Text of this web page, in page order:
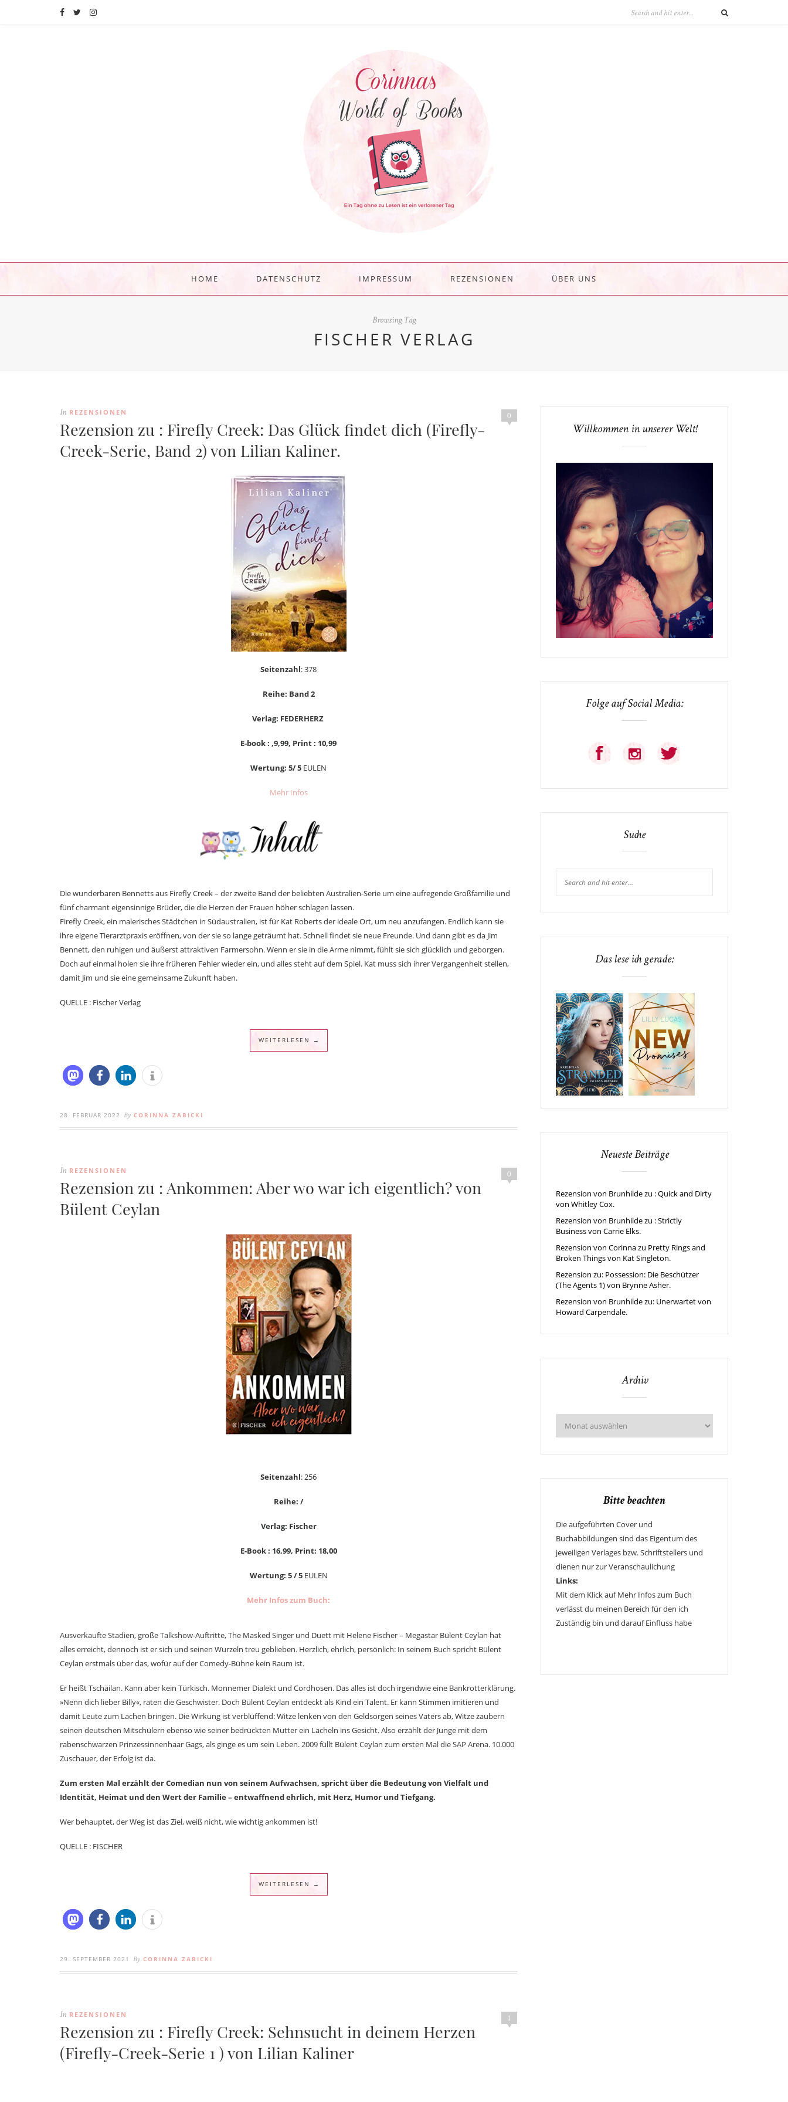
HOME DATENSCHUTZ IMPRESSUM REZENSIONEN ÜBER UNS
Browsing Tag
FISCHER VERLAG
0
In REZENSIONEN
Rezension zu : Firefly Creek: Das Glück findet dich (Firefly-
Creek-Serie, Band 2) von Lilian Kaliner.
Seitenzahl: 378
Reihe: Band 2
Verlag: FEDERHERZ
E-book : ,9,99, Print : 10,99
Wertung: 5/ 5 EULEN
Mehr Infos
Die wunderbaren Bennetts aus Firefly Creek – der zweite Band der beliebten Australien-Serie um eine aufregende Großfamilie und
fünf charmant eigensinnige Brüder, die die Herzen der Frauen höher schlagen lassen.
Firefly Creek, ein malerisches Städtchen in Südaustralien, ist für Kat Roberts der ideale Ort, um neu anzufangen. Endlich kann sie
ihre eigene Tierarztpraxis eröffnen, von der sie so lange geträumt hat. Schnell findet sie neue Freunde. Und dann gibt es da Jim
Bennett, den ruhigen und äußerst attraktiven Farmersohn. Wenn er sie in die Arme nimmt, fühlt sie sich glücklich und geborgen.
Doch auf einmal holen sie ihre früheren Fehler wieder ein, und alles steht auf dem Spiel. Kat muss sich ihrer Vergangenheit stellen,
damit Jim und sie eine gemeinsame Zukunft haben.
QUELLE : Fischer Verlag
WEITERLESEN →
28. FEBRUAR 2022 By CORINNA ZABICKI
0
In REZENSIONEN
Rezension zu : Ankommen: Aber wo war ich eigentlich? von
Bülent Ceylan
Seitenzahl: 256
Reihe: /
Verlag: Fischer
E-Book : 16,99, Print: 18,00
Wertung: 5 / 5EULEN
Mehr Infos zum Buch:
Ausverkaufte Stadien, große Talkshow-Auftritte, The Masked Singer und Duett mit Helene Fischer – Megastar Bülent Ceylan hat
alles erreicht, dennoch ist er sich und seinen Wurzeln treu geblieben. Herzlich, ehrlich, persönlich: In seinem Buch spricht Bülent
Ceylan erstmals über das, wofür auf der Comedy-Bühne kein Raum ist.
Er heißt Tschäilan. Kann aber kein Türkisch. Monnemer Dialekt und Cordhosen. Das alles ist doch irgendwie eine Bankrotterklärung.
»Nenn dich lieber Billy«, raten die Geschwister. Doch Bülent Ceylan entdeckt als Kind ein Talent. Er kann Stimmen imitieren und
damit Leute zum Lachen bringen. Die Wirkung ist verblüffend: Witze lenken von den Geldsorgen seines Vaters ab, Witze zaubern
seinen deutschen Mitschülern ebenso wie seiner bedrückten Mutter ein Lächeln ins Gesicht. Also erzählt der Junge mit dem
rabenschwarzen Prinzessinnenhaar Gags, als ginge es um sein Leben. 2009 füllt Bülent Ceylan zum ersten Mal die SAP Arena. 10.000
Zuschauer, der Erfolg ist da.
Zum ersten Mal erzählt der Comedian nun von seinem Aufwachsen, spricht über die Bedeutung von Vielfalt und
Identität, Heimat und den Wert der Familie – entwaffnend ehrlich, mit Herz, Humor und Tiefgang.
Wer behauptet, der Weg ist das Ziel, weiß nicht, wie wichtig ankommen ist!
QUELLE : FISCHER
WEITERLESEN →
29. SEPTEMBER 2021 By CORINNA ZABICKI
1
In REZENSIONEN
Rezension zu : Firefly Creek: Sehnsucht in deinem Herzen
(Firefly-Creek-Serie 1 ) von Lilian Kaliner
Willkommen in unserer Welt!
Folge auf Social Media:
Suche
Das lese ich gerade:
Neueste Beiträge
Rezension von Brunhilde zu : Quick and Dirty
von Whitley Cox.
Rezension von Brunhilde zu : Strictly
Business von Carrie Elks.
Rezension von Corinna zu Pretty Rings and
Broken Things von Kat Singleton.
Rezension zu: Possession: Die Beschützer
(The Agents 1) von Brynne Asher.
Rezension von Brunhilde zu: Unerwartet von
Howard Carpendale.
Archiv
Bitte beachten
Die aufgeführten Cover und
Buchabbildungen sind das Eigentum des
jeweiligen Verlages bzw. Schriftstellers und
dienen nur zur Veranschaulichung
Links:
Mit dem Klick auf Mehr Infos zum Buch
verlässt du meinen Bereich für den ich
Zuständig bin und darauf Einfluss habe